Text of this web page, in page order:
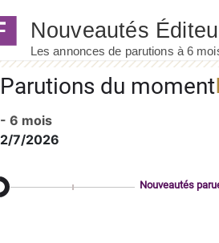
Parutions du moment
- 6 mois
2/7/2026
Nouveautés